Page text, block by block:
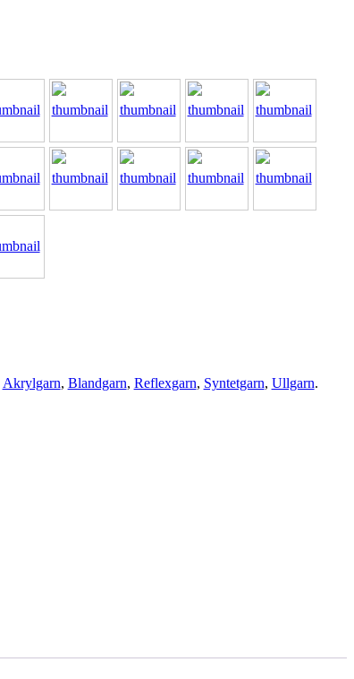
Akrylgarn, Blandgarn, Reflexgarn, Syntetgarn, Ullgarn.